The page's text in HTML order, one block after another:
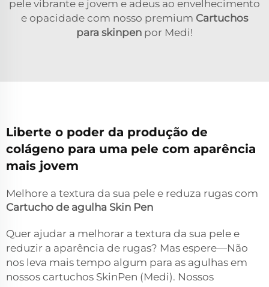
pele vibrante e jovem e adeus ao envelhecimento
e opacidade com nosso premium Cartuchos
para skinpen por Medi!
Liberte o poder da produção de
colágeno para uma pele com aparência
mais jovem
Melhore a textura da sua pele e reduza rugas com
Cartucho de agulha Skin Pen
Quer ajudar a melhorar a textura da sua pele e
reduzir a aparência de rugas? Mas espere—Não
nos leva mais tempo algum para as agulhas em
nossos cartuchos SkinPen (Medi). Nossos